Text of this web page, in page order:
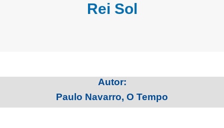
Rei Sol
Autor:
Paulo Navarro, O Tempo